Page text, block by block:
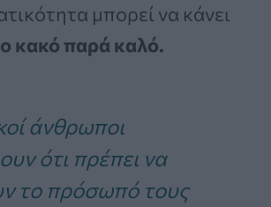
μπορεί να κάνει
κακό παρά καλό.
άνθρωποι
ότι πρέπει να
το πρόσωπό τους